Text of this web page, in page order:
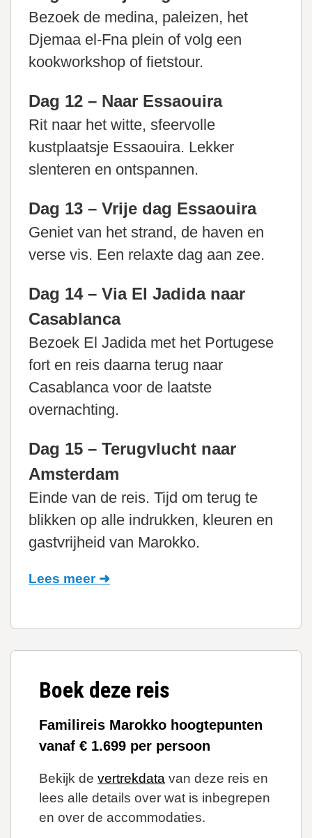
Bezoek de medina, paleizen, het
Djemaa el-Fna plein of volg een
kookworkshop of fietstour.
Dag 12 – Naar Essaouira
Rit naar het witte, sfeervolle
kustplaatsje Essaouira. Lekker
slenteren en ontspannen.
Dag 13 – Vrije dag Essaouira
Geniet van het strand, de haven en
verse vis. Een relaxte dag aan zee.
Dag 14 – Via El Jadida naar
Casablanca
Bezoek El Jadida met het Portugese
fort en reis daarna terug naar
Casablanca voor de laatste
overnachting.
Dag 15 – Terugvlucht naar
Amsterdam
Einde van de reis. Tijd om terug te
blikken op alle indrukken, kleuren en
gastvrijheid van Marokko.
Lees meer ➜
Boek deze reis
Familireis Marokko hoogtepunten
vanaf € 1.699 per persoon
Bekijk de vertrekdata van deze reis en
lees alle details over wat is inbegrepen
en over de accommodaties.